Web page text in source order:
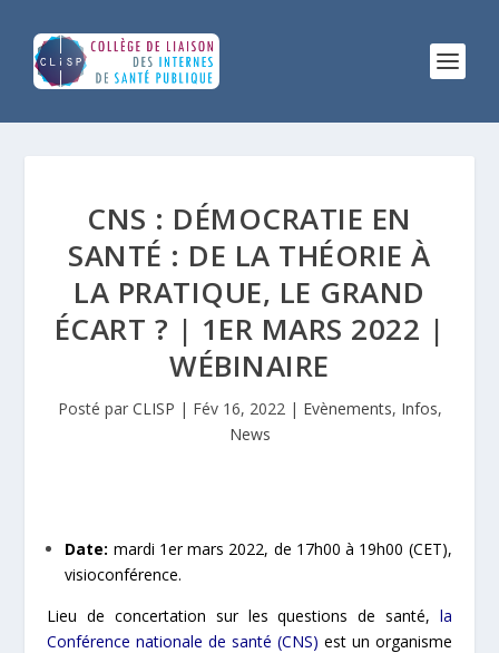
CNS : DÉMOCRATIE EN
SANTÉ : DE LA THÉORIE À
LA PRATIQUE, LE GRAND
ÉCART ? | 1ER MARS 2022 |
WÉBINAIRE
Posté par CLISP | Fév 16, 2022| Evènements, Infos,
News
Date: mardi 1er mars 2022, de 17h00 à 19h00 (CET),
visioconférence.
Lieu de concertation sur les questions de santé, la
Conférence nationale de santé (CNS) est un organisme